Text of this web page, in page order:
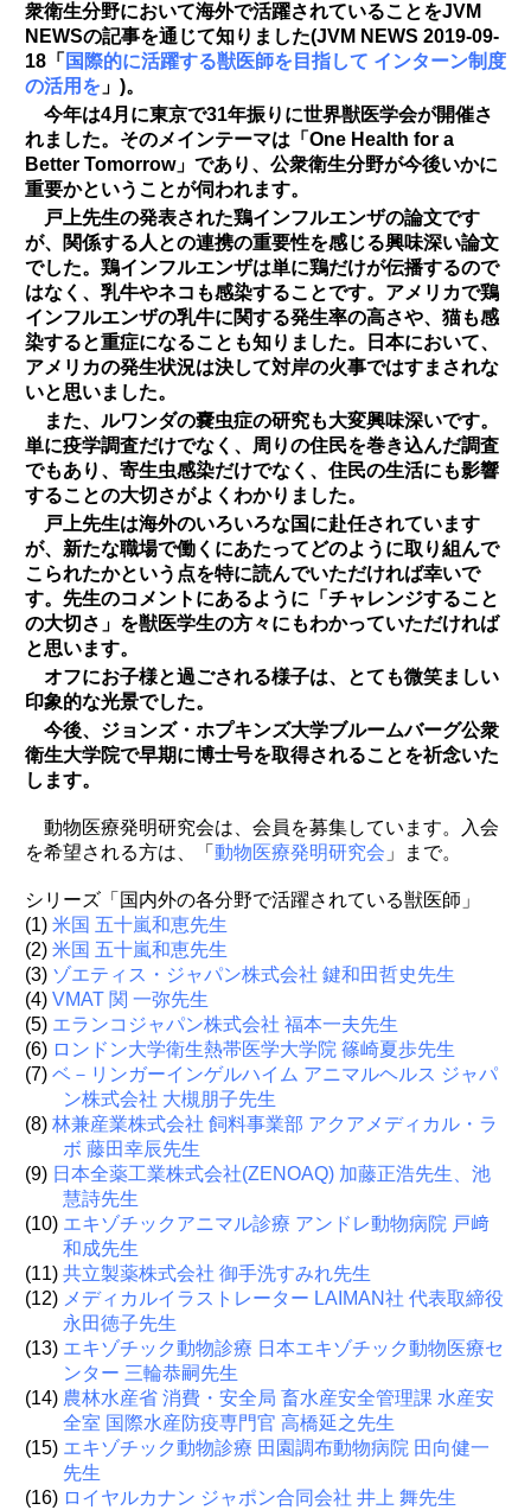
衆衛生分野において海外で活躍されていることをJVM
NEWSの記事を通じて知りました(JVM NEWS 2019-09-
18「 国際的に活躍する獣医師を目指して インターン制度
の活用を 」)。
今年は4月に東京で31年振りに世界獣医学会が開催さ
れました。そのメインテーマは「One Health for a
Better Tomorrow」であり、公衆衛生分野が今後いかに
重要かということが伺われます。
戸上先生の発表された鶏インフルエンザの論文です
が、関係する人との連携の重要性を感じる興味深い論文
でした。鶏インフルエンザは単に鶏だけが伝播するので
はなく、乳牛やネコも感染することです。アメリカで鶏
インフルエンザの乳牛に関する発生率の高さや、猫も感
染すると重症になることも知りました。日本において、
アメリカの発生状況は決して対岸の火事ではすまされな
いと思いました。
また、ルワンダの嚢虫症の研究も大変興味深いです。
単に疫学調査だけでなく、周りの住民を巻き込んだ調査
でもあり、寄生虫感染だけでなく、住民の生活にも影響
することの大切さがよくわかりました。
戸上先生は海外のいろいろな国に赴任されています
が、新たな職場で働くにあたってどのように取り組んで
こられたかという点を特に読んでいただければ幸いで
す。先生のコメントにあるように「チャレンジすること
の大切さ」を獣医学生の方々にもわかっていただければ
と思います。
オフにお子様と過ごされる様子は、とても微笑ましい
印象的な光景でした。
今後、ジョンズ・ホプキンズ大学ブルームバーグ公衆
衛生大学院で早期に博士号を取得されることを祈念いた
します。
動物医療発明研究会は、会員を募集しています。入会
を希望される方は、「 動物医療発明研究会 」まで。
シリーズ「国内外の各分野で活躍されている獣医師」
(1) 米国 五十嵐和恵先生
(2) 米国 五十嵐和恵先生
(3) ゾエティス・ジャパン株式会社 鍵和田哲史先生
(4) VMAT 関 一弥先生
(5) エランコジャパン株式会社 福本一夫先生
(6) ロンドン大学衛生熱帯医学大学院 篠崎夏歩先生
(7) ベ－リンガーインゲルハイム アニマルヘルス ジャパ
ン株式会社 大槻朋子先生
(8) 林兼産業株式会社 飼料事業部 アクアメディカル・ラ
ボ 藤田幸辰先生
(9) 日本全薬工業株式会社(ZENOAQ) 加藤正浩先生、池
慧詩先生
(10) エキゾチックアニマル診療 アンドレ動物病院 戸﨑
和成先生
(11) 共立製薬株式会社 御手洗すみれ先生
(12) メディカルイラストレーター LAIMAN社 代表取締役
永田徳子先生
(13) エキゾチック動物診療 日本エキゾチック動物医療セ
ンター 三輪恭嗣先生
(14) 農林水産省 消費・安全局 畜水産安全管理課 水産安
全室 国際水産防疫専門官 高橋延之先生
(15) エキゾチック動物診療 田園調布動物病院 田向健一
先生
(16) ロイヤルカナン ジャポン合同会社 井上 舞先生